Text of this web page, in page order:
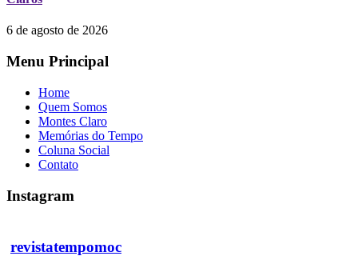
6 de agosto de 2026
Menu Principal
Home
Quem Somos
Montes Claro
Memórias do Tempo
Coluna Social
Contato
Instagram
revistatempomoc